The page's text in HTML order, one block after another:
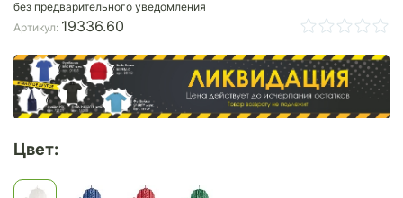
без предварительного уведомления
Артикул: 19336.60
Цвет: